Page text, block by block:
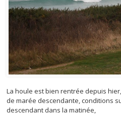
La houle est bien rentrée depuis
de marée descendante, conditions
descendant dans la matinée,